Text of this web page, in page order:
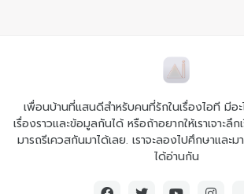
เพื่อนบ้านที่แสนดีสำหรับคนที่รักในเรื่องไอที มีอ
เรื่องราวและข้อมูลกันได้ หรือถ้าอยากให้เราเจาะลึ
มารถรีเควสกันมาได้เลย. เราจะลองไปศึกษาและ
ได้อ่านกัน